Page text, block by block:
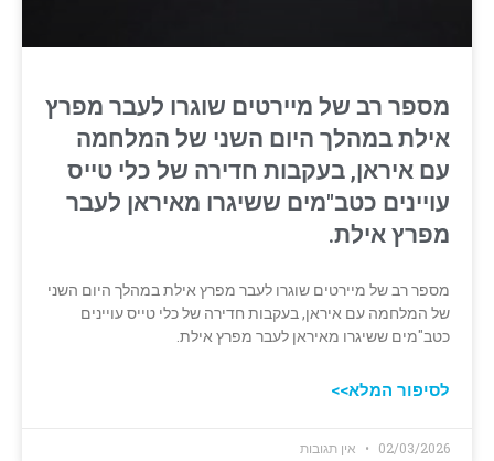
מספר רב של מיירטים שוגרו לעבר מפרץ
אילת במהלך היום השני של המלחמה
עם איראן, בעקבות חדירה של כלי טייס
עויינים כטב"מים ששיגרו מאיראן לעבר
מפרץ אילת.
מספר רב של מיירטים שוגרו לעבר מפרץ אילת במהלך היום השני
של המלחמה עם איראן, בעקבות חדירה של כלי טייס עויינים
כטב"מים ששיגרו מאיראן לעבר מפרץ אילת.
לסיפור המלא>>
02/03/2026 אין תגובות